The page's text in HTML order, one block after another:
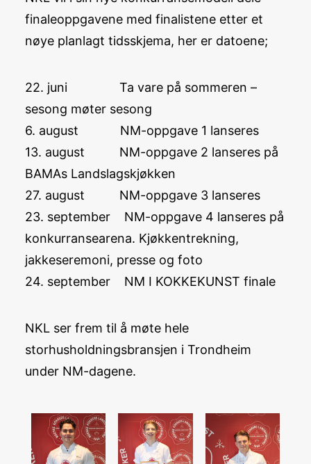
finaleoppgavene med finalistene etter et
nøye planlagt tidsskjema, her er datoene;
22. juni Ta vare på sommeren –
sesong møter sesong
6. august NM-oppgave 1 lanseres
13. august NM-oppgave 2 lanseres på
BAMAs Landslagskjøkken
27. august NM-oppgave 3 lanseres
23. september NM-oppgave 4 lanseres på
konkurransearena. Kjøkkentrekning,
jakkeseremoni, presse og foto
24. september NM I KOKKEKUNST finale
NKL ser frem til å møte hele
storhusholdningsbransjen i Trondheim
under NM-dagene.